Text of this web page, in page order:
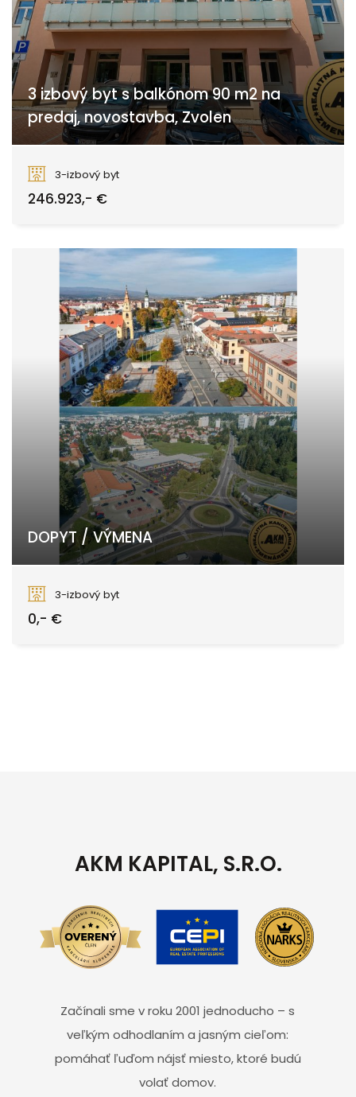
3 izbový byt s balkónom 90 m2 na
predaj, novostavba, Zvolen
3-izbový byt
246.923,- €
DOPYT / VÝMENA
3-izbový byt
0,- €
AKM KAPITAL, S.R.O.
Začínali sme v roku 2001 jednoducho – s
veľkým odhodlaním a jasným cieľom:
pomáhať ľuďom nájsť miesto, ktoré budú
volať domov.